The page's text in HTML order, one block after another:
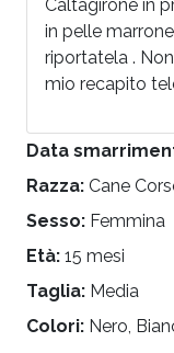
Caltagirone in
in pelle
riportatela .
mio recapito
Data
Razza: Cane
Sesso: Femmina
Età: 15 mesi
Taglia: Media
Colori: Nero,